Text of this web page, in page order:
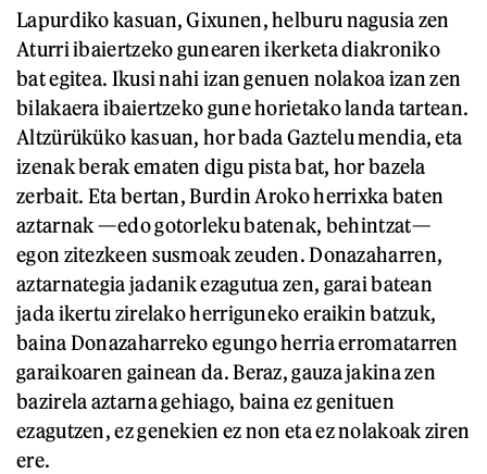
Lapurdiko kasuan, Gixunen, helburu nagusia zen
Aturri ibaiertzeko gunearen ikerketa diakroniko
bat egitea. Ikusi nahi izan genuen nolakoa izan zen
bilakaera ibaiertzeko gune horietako landa tartean.
Altzürüküko kasuan, hor bada Gaztelu mendia, eta
izenak berak ematen digu pista bat, hor bazela
zerbait. Eta bertan, Burdin Aroko herrixka baten
aztarnak —edo gotorleku batenak, behintzat—
egon zitezkeen susmoak zeuden. Donazaharren,
aztarnategia jadanik ezagutua zen, garai batean
jada ikertu zirelako herriguneko eraikin batzuk,
baina Donazaharreko egungo herria erromatarren
garaikoaren gainean da. Beraz, gauza jakina zen
bazirela aztarna gehiago, baina ez genituen
ezagutzen, ez genekien ez non eta ez nolakoak ziren
ere.